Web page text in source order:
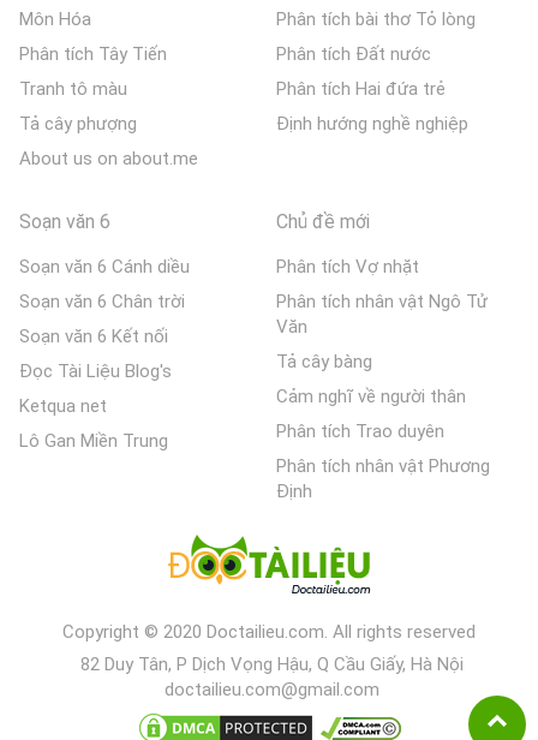
Môn Hóa
Phân tích Tây Tiến
Tranh tô màu
Tả cây phượng
About us on about.me
Phân tích bài thơ Tỏ lòng
Phân tích Đất nước
Phân tích Hai đứa trẻ
Định hướng nghề nghiệp
Soạn văn 6
Soạn văn 6 Cánh diều
Soạn văn 6 Chân trời
Soạn văn 6 Kết nối
Đọc Tài Liệu Blog's
Ketqua net
Lô Gan Miền Trung
Chủ đề mới
Phân tích Vợ nhặt
Phân tích nhân vật Ngô Tử
Văn
Tả cây bàng
Cảm nghĩ về người thân
Phân tích Trao duyên
Phân tích nhân vật Phương
Định
Copyright © 2020 Doctailieu.com. All rights reserved
82 Duy Tân, P Dịch Vọng Hậu, Q Cầu Giấy, Hà Nội
doctailieu.com@gmail.com